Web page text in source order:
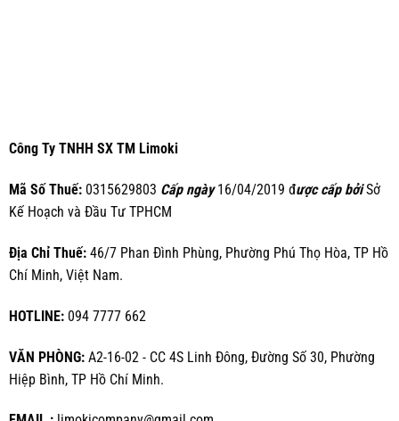
Công Ty TNHH SX TM Limoki
Mã Số Thuế:0315629803 Cấp ngày16/04/2019 được cấp bởiSở
Kế Hoạch và Đầu Tư TPHCM
Địa Chỉ Thuế:46/7 Phan Đình Phùng, Phường Phú Thọ Hòa, TP Hồ
Chí Minh, Việt Nam.
HOTLINE:094 7777 662
VĂN PHÒNG:A2-16-02 - CC 4S Linh Đông, Đường Số 30, Phường
Hiệp Bình, TP Hồ Chí Minh.